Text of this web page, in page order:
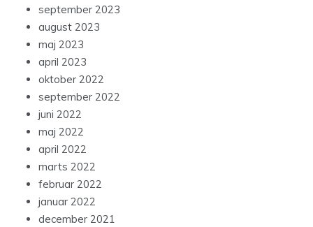
september 2023
august 2023
maj 2023
april 2023
oktober 2022
september 2022
juni 2022
maj 2022
april 2022
marts 2022
februar 2022
januar 2022
december 2021